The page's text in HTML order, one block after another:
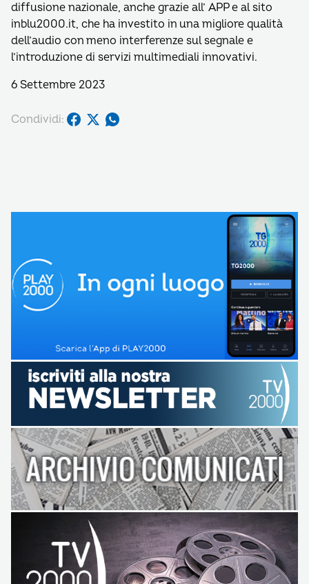
diffusione nazionale, anche grazie all’ APP e al sito
inblu2000.it, che ha investito in una migliore qualità
dell’audio con meno interferenze sul segnale e
l’introduzione di servizi multimediali innovativi.
6 Settembre 2023
Condividi: